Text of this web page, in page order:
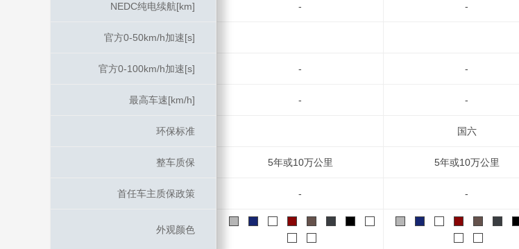
NEDC纯电续航[km] - -
官方0-50km/h加速[s]
官方0-100km/h加速[s] - -
最高车速[km/h] - -
环保标准 国六
整车质保 5年或10万公里 5年或10万公里
首任车主质保政策 - -
外观颜色
NEDC纯电续航[km]
官方0-50km/h加速[s]
官方0-100km/h加速[s]
最高车速[km/h]
环保标准
整车质保
首任车主质保政策
外观颜色